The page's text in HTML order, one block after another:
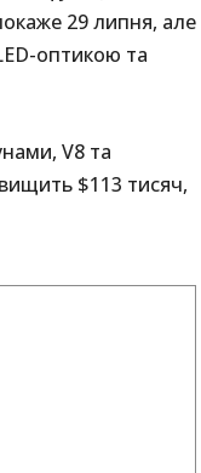
29 липня, але
оптикою та
V8 та
$113 тисяч,